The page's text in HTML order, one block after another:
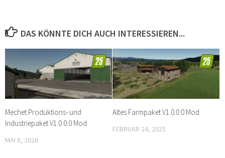
DAS KÖNNTE DICH AUCH INTERESSIEREN...
Mechet Produktions- und
Industriepaket V1.0.0.0 Mod
MAI 8, 2026
Altes Farmpaket V1.0.0.0 Mod
FEBRUAR 24, 2025